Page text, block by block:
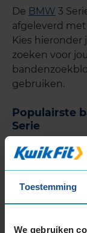
Toestemming
We gebruiken
De BMW 3
afgeleverd
Kies
zoeken voor
gebruiken.
Populairste
Serie
225/40 R18
50 R17
225/45 R17